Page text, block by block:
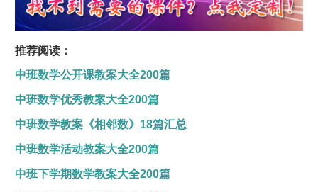
推荐阅读：
中班数学公开课教案大全200篇
中班数学优秀教案大全200篇
中班数学教案《相邻数》18篇汇总
中班数学活动教案大全200篇
中班下学期数学教案大全200篇